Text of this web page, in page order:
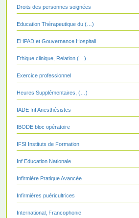
Droits des personnes soignées
Education Thérapeutique du (…)
EHPAD et Gouvernance Hospitali
Ethique clinique, Relation (…)
Exercice professionnel
Heures Supplémentaires, (…)
IADE Inf Anesthésistes
IBODE bloc opératoire
IFSI Instituts de Formation
Inf Education Nationale
Infirmière Pratique Avancée
Infirmières puéricultrices
International, Francophonie